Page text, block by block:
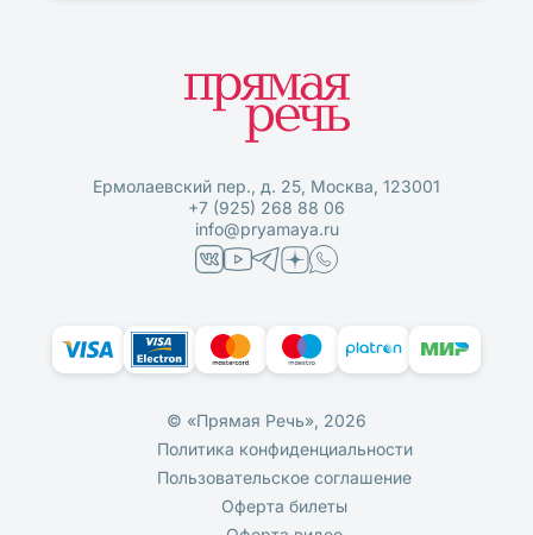
Ермолаевский пер., д. 25, Москва, 123001
+7 (925) 268 88 06
info@pryamaya.ru
© «Прямая Речь», 2026
Политика конфиденциальности
Пользовательское соглашение
Оферта билеты